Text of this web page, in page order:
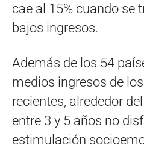
cae al 15% cuando se
bajos ingresos.
Además de los 54
medios ingresos de
recientes, alrededor
entre 3 y 5 años no
estimulación